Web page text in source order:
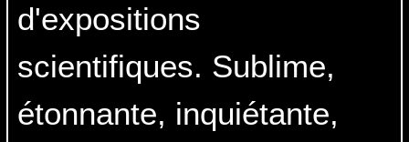
d'expositions
scientifiques. Sublime,
étonnante, inquiétante,